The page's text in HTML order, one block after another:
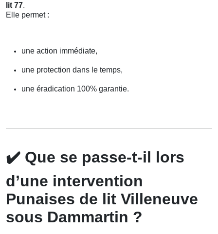
lit 77.
Elle permet :
une action immédiate,
une protection dans le temps,
une éradication 100% garantie.
✔️ Que se passe-t-il lors
d’une intervention
Punaises de lit Villeneuve
sous Dammartin ?